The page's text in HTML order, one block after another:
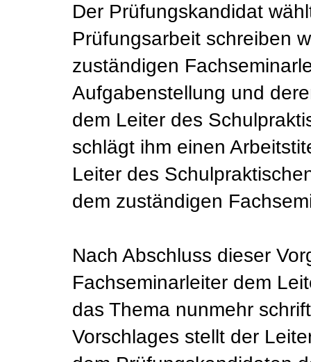
Der Prüfungskandidat
Prüfungsarbeit schreiben
zuständigen
Aufgabenstellung und
dem Leiter des
schlägt ihm einen
Leiter des
dem zuständigen
Nach Abschluss dieser
Fachseminarleiter dem
das Thema nunmehr
Vorschlages stellt der